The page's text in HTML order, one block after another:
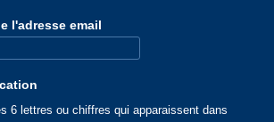
l'adresse email
6 lettres ou chiffres qui apparaissent dans